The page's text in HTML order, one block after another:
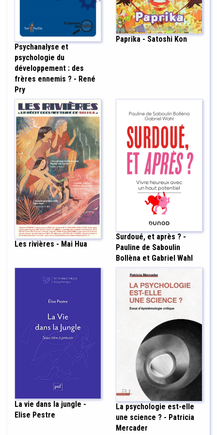
Psychanalyse et
psychologie du
développement : des
frères ennemis ? - René
Pry
Paprika - Satoshi Kon
Les rivières - Mai Hua
Surdoué, et après ? -
Pauline de Saboulin
Bollèna et Gabriel Wahl
La vie dans la jungle -
Elise Pestre
La psychologie est-elle
une science ? - Patricia
Mercader